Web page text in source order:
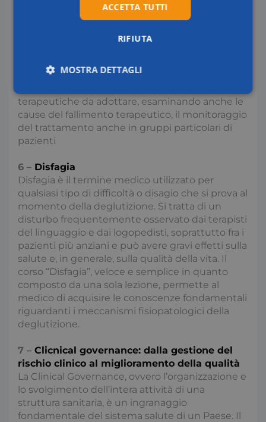
Circa un terzo della popolazione mondiale ha
avuto o sta facendo i conti con una infezione da
valore di 2 crediti formativi, guida il medico verso
terapeutiche da adottare, esaminando anche le
cause del fallimento terapeutico, il monitoraggio
del trattamento anche in gruppi particolari di
pazienti
6 – Disfagia
Disfagia è il termine medico utilizzato per
qualsiasi tipo di difficoltà o disagio che si prova al
momento della deglutizione. Si tratta di un
disturbo frequentemente osservato dai terapisti
del linguaggio e dai logopedisti, soprattutto fra i
pazienti più anziani e può avere gravi effetti sulla
salute e, in generale, sulla qualità della vita. Il
corso “Disfagia”, veloce e semplice in quanto
composto da una sola lezione, permette al
medico di acquisire le conoscenze fondamentali
riguardanti i meccanismi fisiopatologici della
deglutizione.
7 – Clicnical governance: dalla gestione del
rischio clinico al miglioramento della qualità
La Clinical Governance, ovvero l’organizzazione e
lo svolgimento dell’intera attività di una
struttura sanitaria, è un ingranaggio
fondamentale del sistema salute di un Paese. Il
ACCETTA TUTTI
RIFIUTA
MOSTRA DETTAGLI
Necessari Statistici Marketing
Necessari Statistici
Marketing
Preferenze
I cookie necessari contribuiscono a rendere fruibile il
sito web abilitandone funzionalità di base quali la
navigazione sulle pagine e l'accesso alle aree
protette del sito. Il sito web non è in grado di
funzionare correttamente senza questi cookie.
Nome
.access.consulcesi.it